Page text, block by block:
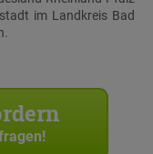
im Landkreis Bad